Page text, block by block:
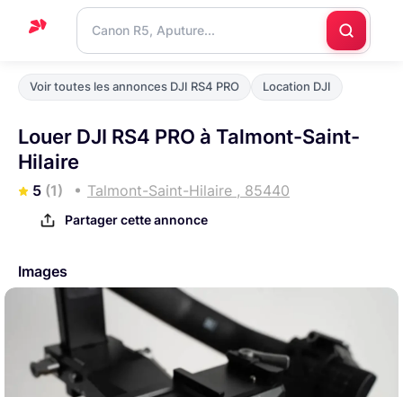
Accueil
Blog
Nous
contacter
Voir toutes les annonces DJI RS4 PRO Location DJI
Louer DJI RS4 PRO à Talmont-Saint-
Hilaire
5 (1) Talmont-Saint-Hilaire , 85440
Partager cette annonce
Images